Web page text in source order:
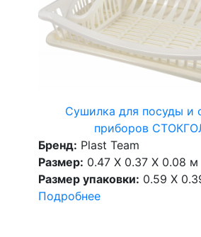
Сушилка для посуды и
приборов
Бренд: Plast Team
Размер: 0.47 X 0.37 X 0.08 м
Размер упаковки: 0.59 X
Подробнее